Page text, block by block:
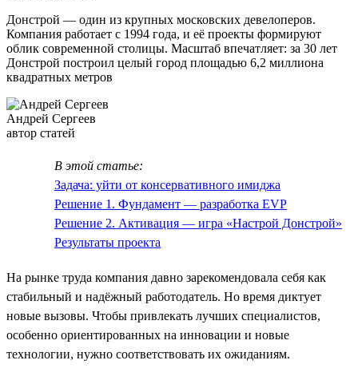
Донстрой — один из крупных московских девелоперов.
Компания работает с 1994 года, и её проекты формируют
облик современной столицы. Масштаб впечатляет: за 30 лет
Донстрой построил целый город площадью 6,2 миллиона
квадратных метров
Андрей Сергеев
автор статей
В этой статье:
Задача: уйти от консервативного имиджа
Решение 1. Фундамент — разработка EVP
Решение 2. Активация — игра «Настрой Донстрой»
Результаты проекта
На рынке труда компания давно зарекомендовала себя как
стабильный и надёжный работодатель. Но время диктует
новые вызовы. Чтобы привлекать лучших специалистов,
особенно ориентированных на инновации и новые
технологии, нужно соответствовать их ожиданиям.